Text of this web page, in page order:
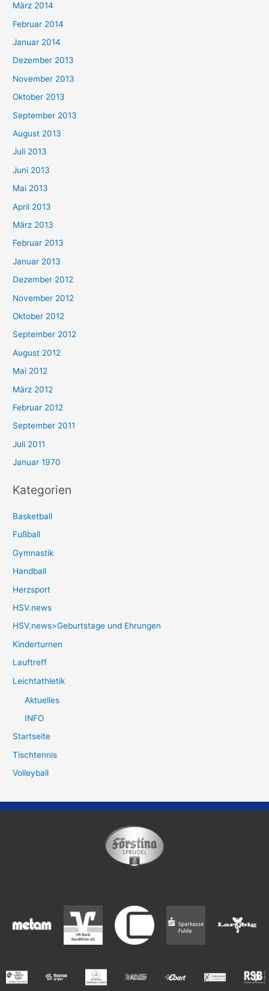
März 2014
Februar 2014
Januar 2014
Dezember 2013
November 2013
Oktober 2013
September 2013
August 2013
Juli 2013
Juni 2013
Mai 2013
April 2013
März 2013
Februar 2013
Januar 2013
Dezember 2012
November 2012
Oktober 2012
September 2012
August 2012
Mai 2012
März 2012
Februar 2012
September 2011
Juli 2011
Januar 1970
Kategorien
Basketball
Fußball
Gymnastik
Handball
Herzsport
HSV.news
HSV.news>Geburtstage und Ehrungen
Kinderturnen
Lauftreff
Leichtathletik
Aktuelles
INFO
Startseite
Tischtennis
Volleyball